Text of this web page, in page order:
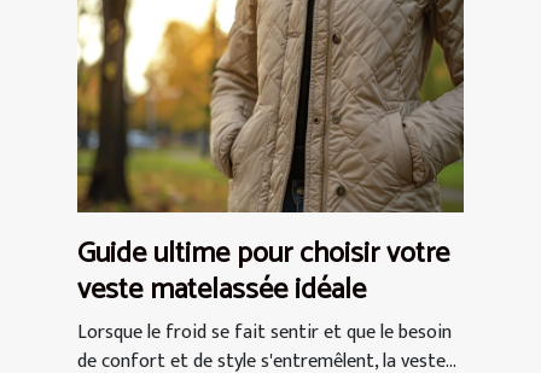
Guide ultime pour choisir votre
veste matelassée idéale
Lorsque le froid se fait sentir et que le besoin
de confort et de style s'entremêlent, la veste...